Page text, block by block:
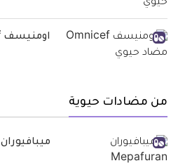
اومنيسف Omnicef مضاد حيوي
من مضادات حيوية
ميبافيوران Mepafuran مضاد حيوي